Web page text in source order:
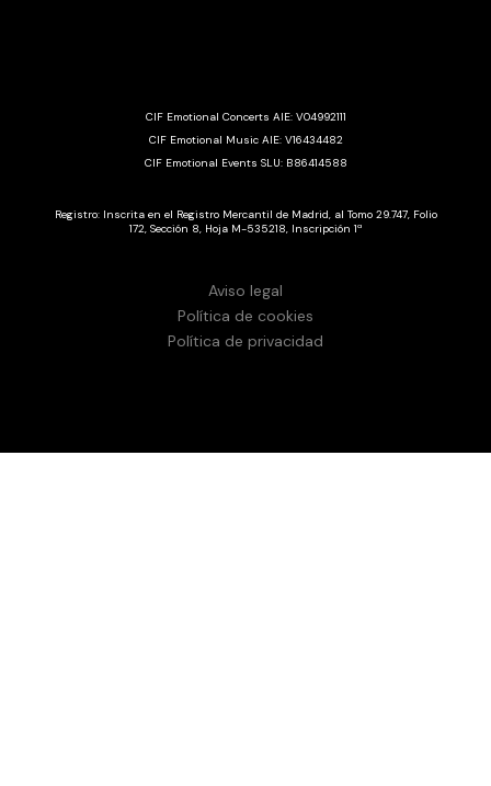
CIF Emotional Concerts AIE: V04992111
CIF Emotional Music AIE: V16434482
CIF Emotional Events SLU: B86414588
Registro: Inscrita en el Registro Mercantil de Madrid, al Tomo 29.747, Folio
172, Sección 8, Hoja M-535218, Inscripción 1ª
Aviso legal
Política de cookies
Política de privacidad